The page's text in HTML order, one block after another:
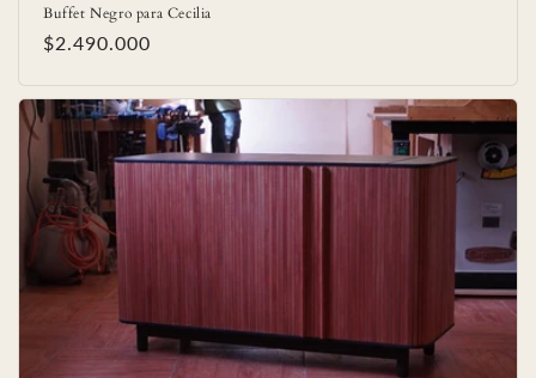
Buffet Negro para Cecilia
Precio
$2.490.000